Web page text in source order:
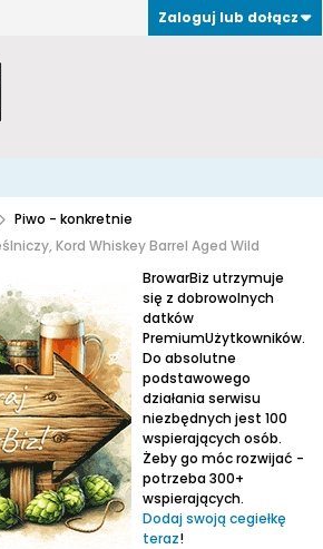
Zaloguj lub dołącz
Piwo - konkretnie
Kord Whiskey Barrel Aged Wild
BrowarBiz utrzymuje
się z dobrowolnych
datków
PremiumUżytkowników.
Do absolutne
podstawowego
działania serwisu
niezbędnych jest 100
wspierających osób.
Żeby go móc rozwijać -
potrzeba 300+
wspierających.
Dodaj swoją cegiełkę
teraz!